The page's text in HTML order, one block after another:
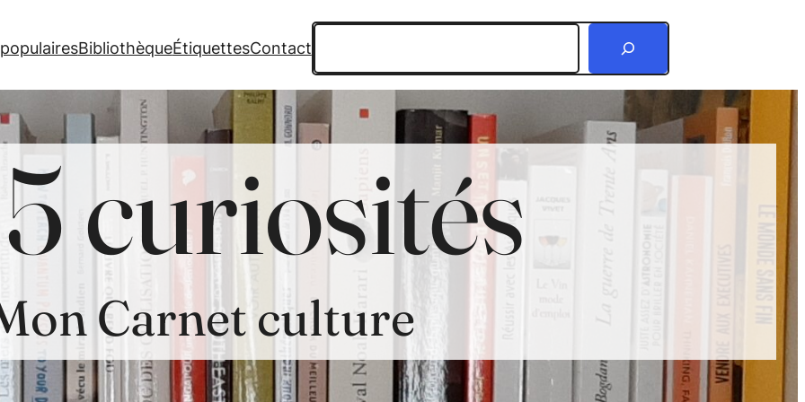
BibliothèqueÉtiquettesContact
curiosités
Carnet culture